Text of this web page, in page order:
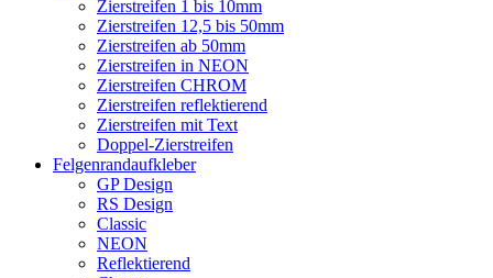
Zierstreifen 1 bis 10mm
Zierstreifen 12,5 bis 50mm
Zierstreifen ab 50mm
Zierstreifen in NEON
Zierstreifen CHROM
Zierstreifen reflektierend
Zierstreifen mit Text
Doppel-Zierstreifen
Felgenrandaufkleber
GP Design
RS Design
Classic
NEON
Reflektierend